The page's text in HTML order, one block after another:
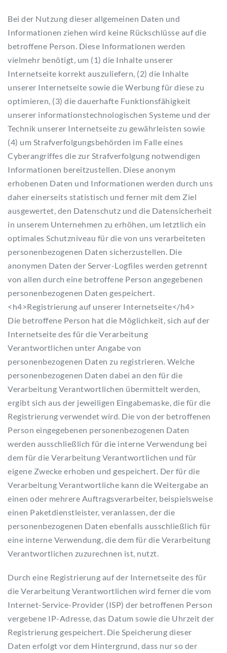
Bei der Nutzung dieser allgemeinen Daten und
Informationen ziehen wird keine Rückschlüsse auf die
betroffene Person. Diese Informationen werden
vielmehr benötigt, um (1) die Inhalte unserer
Internetseite korrekt auszuliefern, (2) die Inhalte
unserer Internetseite sowie die Werbung für diese zu
optimieren, (3) die dauerhafte Funktionsfähigkeit
unserer informationstechnologischen Systeme und der
Technik unserer Internetseite zu gewährleisten sowie
(4) um Strafverfolgungsbehörden im Falle eines
Cyberangriffes die zur Strafverfolgung notwendigen
Informationen bereitzustellen. Diese anonym
erhobenen Daten und Informationen werden durch uns
daher einerseits statistisch und ferner mit dem Ziel
ausgewertet, den Datenschutz und die Datensicherheit
in unserem Unternehmen zu erhöhen, um letztlich ein
optimales Schutzniveau für die von uns verarbeiteten
personenbezogenen Daten sicherzustellen. Die
anonymen Daten der Server-Logfiles werden getrennt
von allen durch eine betroffene Person angegebenen
personenbezogenen Daten gespeichert.
<h4>Registrierung auf unserer Internetseite</h4>
Die betroffene Person hat die Möglichkeit, sich auf der
Internetseite des für die Verarbeitung
Verantwortlichen unter Angabe von
personenbezogenen Daten zu registrieren. Welche
personenbezogenen Daten dabei an den für die
Verarbeitung Verantwortlichen übermittelt werden,
ergibt sich aus der jeweiligen Eingabemaske, die für die
Registrierung verwendet wird. Die von der betroffenen
Person eingegebenen personenbezogenen Daten
werden ausschließlich für die interne Verwendung bei
dem für die Verarbeitung Verantwortlichen und für
eigene Zwecke erhoben und gespeichert. Der für die
Verarbeitung Verantwortliche kann die Weitergabe an
einen oder mehrere Auftragsverarbeiter, beispielsweise
einen Paketdienstleister, veranlassen, der die
personenbezogenen Daten ebenfalls ausschließlich für
eine interne Verwendung, die dem für die Verarbeitung
Verantwortlichen zuzurechnen ist, nutzt.
Durch eine Registrierung auf der Internetseite des für
die Verarbeitung Verantwortlichen wird ferner die vom
Internet-Service-Provider (ISP) der betroffenen Person
vergebene IP-Adresse, das Datum sowie die Uhrzeit der
Registrierung gespeichert. Die Speicherung dieser
Daten erfolgt vor dem Hintergrund, dass nur so der